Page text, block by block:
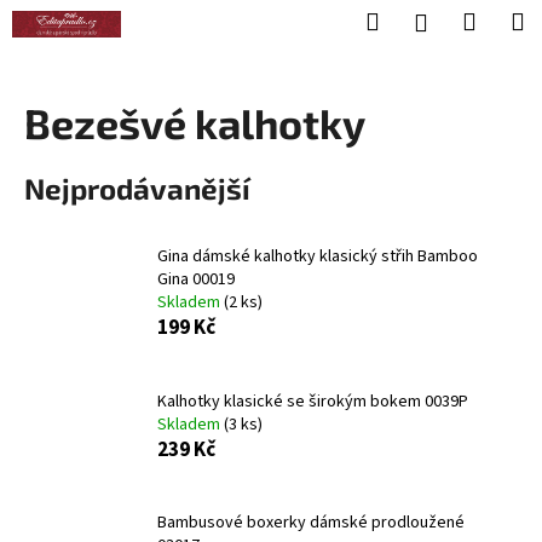
Přejít
na
HledatPřihlášení
Bezešvé kalhotky
Nejprodávanější
Gina dámské kalhotky klasický střih Bamboo
Gina 00019
Skladem (2 ks)
199 Kč
Kalhotky klasické se širokým bokem 0039P
Skladem (3 ks)
239 Kč
Bambusové boxerky dámské prodloužené
K
o
C
p